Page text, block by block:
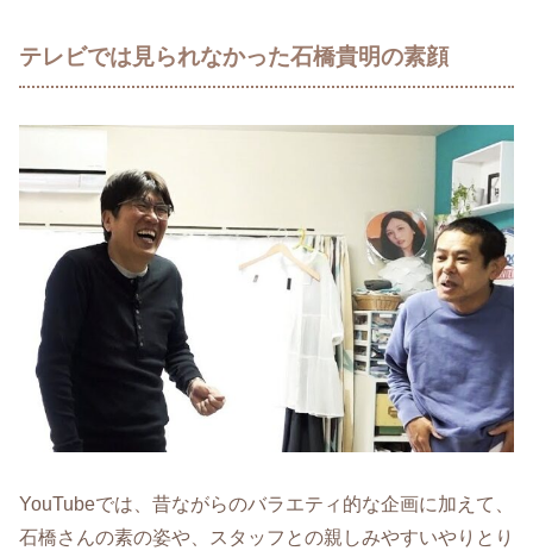
テレビでは見られなかった石橋貴明の素顔
YouTubeでは、昔ながらのバラエティ的な企画に加えて、
石橋さんの素の姿や、スタッフとの親しみやすいやりとり